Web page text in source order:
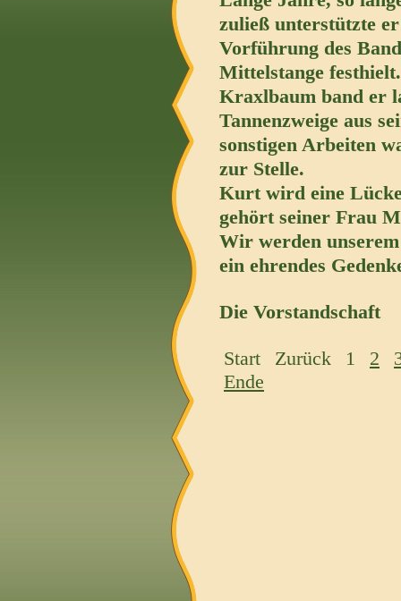
zuließ unterstützte
Vorführung des
Mittelstange
Kraxlbaum band er
Tannenzweige aus
sonstigen Arbeiten
zur Stelle.
Kurt wird eine
gehört seiner Frau
Wir werden
ein ehrendes
Die Vorstandschaft
Start Zurück 1 2
Ende